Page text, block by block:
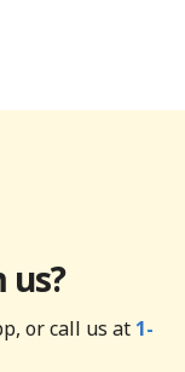
us?
or call us at 1-